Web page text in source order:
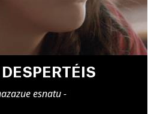
DESPERTÉIS
esnatu -